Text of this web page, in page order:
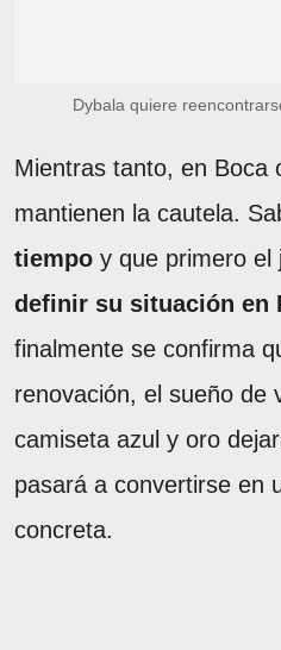
Dybala quiere
Mientras tanto, en Boca
mantienen la cautela.
tiempo y que primero el
definir su situación en
finalmente se confirma
renovación, el sueño de
camiseta azul y oro
pasará a convertirse en
concreta.